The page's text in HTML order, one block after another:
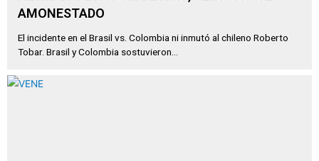
AMONESTADO
El incidente en el Brasil vs. Colombia ni inmutó al chileno Roberto
Tobar. Brasil y Colombia sostuvieron...